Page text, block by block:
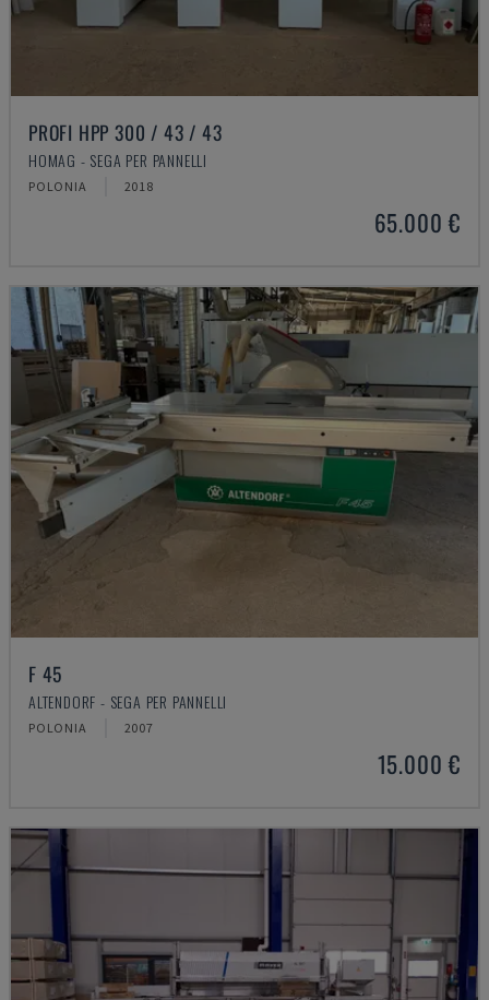
PROFI HPP 300 / 43 / 43
HOMAG - SEGA PER PANNELLI
POLONIA 2018
65.000 €
F 45
ALTENDORF - SEGA PER PANNELLI
POLONIA 2007
15.000 €